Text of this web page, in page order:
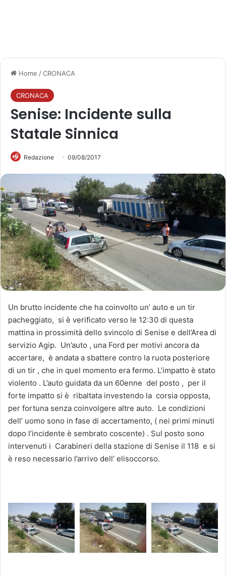
Home /CRONACA
CRONACA
Senise: Incidente sulla
Statale Sinnica
Redazione 09/08/2017
Un brutto incidente che ha coinvolto un’ auto e un tir
pacheggiato, si è verificato verso le 12:30 di questa
mattina in prossimità dello svincolo di Senise e dell’Area di
servizio Agip. Un’auto , una Ford per motivi ancora da
accertare, è andata a sbattere contro la ruota posteriore
di un tir , che in quel momento era fermo. L’impatto è stato
violento . L’auto guidata da un 60enne del posto , per il
forte impatto si è ribaltata investendo la corsia opposta,
per fortuna senza coinvolgere altre auto. Le condizioni
dell’ uomo sono in fase di accertamento, ( nei primi minuti
dopo l’incidente è sembrato coscente) . Sul posto sono
intervenuti i Carabineri della stazione di Senise il 118 e si
è reso necessario l’arrivo dell’ elisoccorso.